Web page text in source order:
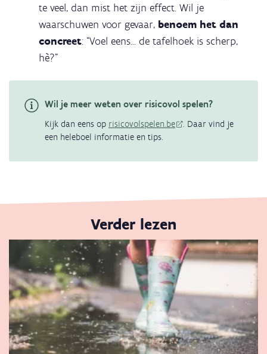
te veel, dan mist het zijn effect. Wil je
waarschuwen voor gevaar, benoem het dan
concreet: “Voel eens... de tafelhoek is scherp,
hè?"
Wil je meer weten over risicovol spelen?
Kijk dan eens op risicovolspelen.be
. Daar vind je
een heleboel informatie en tips.
Verder lezen